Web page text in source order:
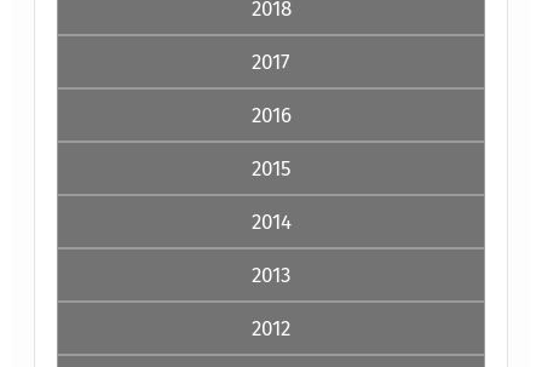
2018
2017
2016
2015
2014
2013
2012